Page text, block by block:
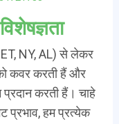
NY, AL) से लेकर
कवर करती हैं और
प्रदान करती हैं। चाहे
प्रभाव, हम प्रत्येक